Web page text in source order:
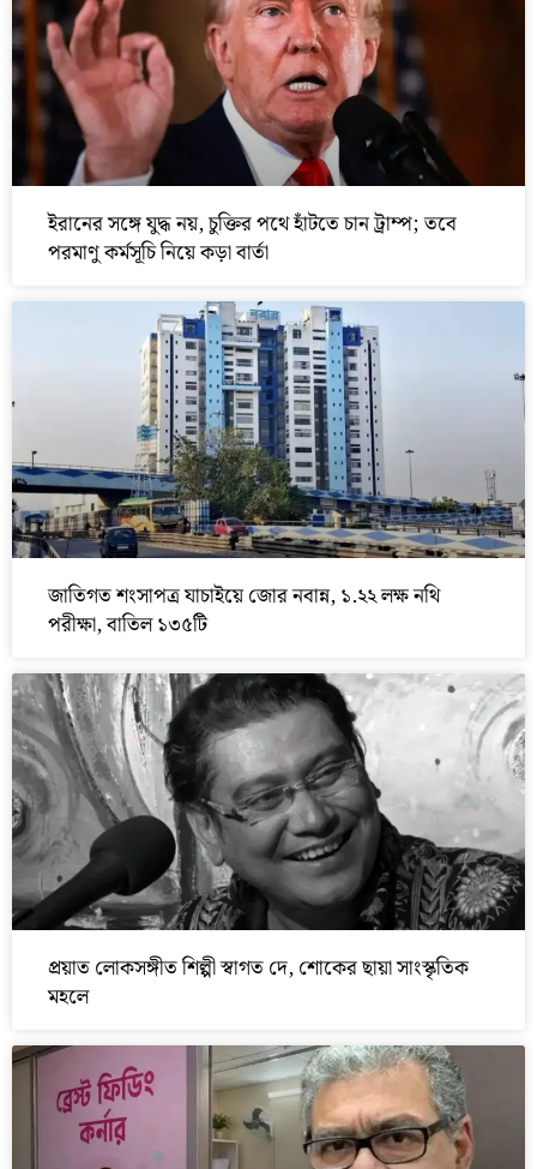
ইরানের সঙ্গে যুদ্ধ নয়, চুক্তির পথে হাঁটতে চান ট্রাম্প; তবে
পরমাণু কর্মসূচি নিয়ে কড়া বার্তা
জাতিগত শংসাপত্র যাচাইয়ে জোর নবান্ন, ১.২২ লক্ষ নথি
পরীক্ষা, বাতিল ১৩৫টি
প্রয়াত লোকসঙ্গীত শিল্পী স্বাগত দে, শোকের ছায়া সাংস্কৃতিক
মহলে